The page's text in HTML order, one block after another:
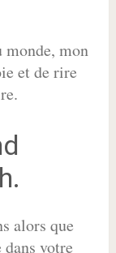
monde, mon
et de rire
alors que
votre